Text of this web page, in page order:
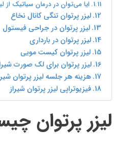
ایا می‌توان در درمان سیاتیک از
لیزر پرتوان تنگی کانال نخاع
لیزر پرتوان در جراحی فیستول
لیزر پرتوان در بارداری
لیزر پرتوان کیست مویی
لیزر پرتوان برای لک صورت
هزینه هر جلسه لیزر پرتوان شیراز
فیزیوتراپی لیزر پرتوان شیراز
لیزر پرتوان